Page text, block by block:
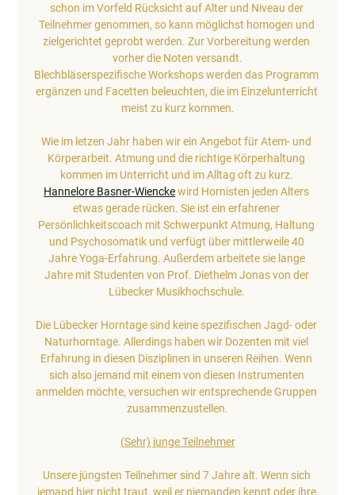
schon im Vorfeld Rücksicht auf Alter und Niveau der
Teilnehmer genommen, so kann möglichst homogen und
zielgerichtet geprobt werden. Zur Vorbereitung werden
vorher die Noten versandt.
Blechbläserspezifische Workshops werden das Programm
ergänzen und Facetten beleuchten, die im Einzelunterricht
meist zu kurz kommen.
Wie im letzen Jahr haben wir ein Angebot für Atem- und
Körperarbeit. Atmung und die richtige Körperhaltung
kommen im Unterricht und im Alltag oft zu kurz.
Hannelore Basner-Wiencke wird Hornisten jeden Alters
etwas gerade rücken. Sie ist ein erfahrener
Persönlichkeitscoach mit Schwerpunkt Atmung, Haltung
und Psychosomatik und verfügt über mittlerweile 40
Jahre Yoga-Erfahrung. Außerdem arbeitete sie lange
Jahre mit Studenten von Prof. Diethelm Jonas von der
Lübecker Musikhochschule.
Die Lübecker Horntage sind keine spezifischen Jagd- oder
Naturhorntage. Allerdings haben wir Dozenten mit viel
Erfahrung in diesen Disziplinen in unseren Reihen. Wenn
sich also jemand mit einem von diesen Instrumenten
anmelden möchte, versuchen wir entsprechende Gruppen
zusammenzustellen.
(Sehr) junge Teilnehmer
Unsere jüngsten Teilnehmer sind 7 Jahre alt. Wenn sich
jemand hier nicht traut, weil er niemanden kennt oder ihre